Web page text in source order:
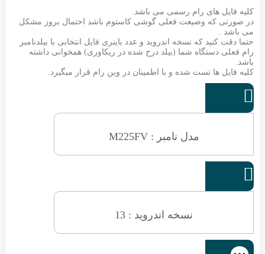
کلیه فایل های رام رسمی می باشد.
در صورتی که وضیعت فعلی گوشی کاستوم باشد احتمال بروز مشکل
می باشد .
حتما دقت کنید که نسخه اندروید و عدد باینری فایل انتخابی با بیلدنامبر
رام فعلی دستگاه شما (بیلد درج شده در ریکاوری) همخوانی داشته
باشد.
کلیه فایل ها تست شده و با اطمینان در وین رام قرار میگیرد.

مدل نامبر : M225FV

نسخه اندروید : 13